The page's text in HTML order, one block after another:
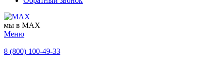
мы в MAX
Меню
8 (800) 100-49-33